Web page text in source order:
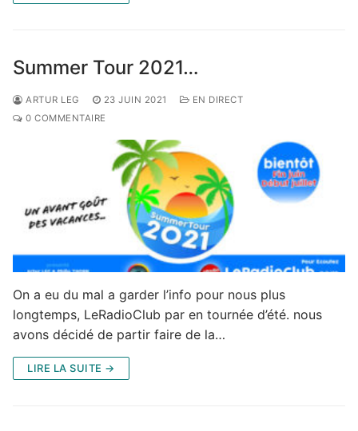
Summer Tour 2021…
ARTUR LEG 23 JUIN 2021
EN DIRECT
0 COMMENTAIRE
On a eu du mal a garder l’info pour nous plus
longtemps, LeRadioClub par en tournée d’été. nous
avons décidé de partir faire de la…
LIRE LA SUITE →